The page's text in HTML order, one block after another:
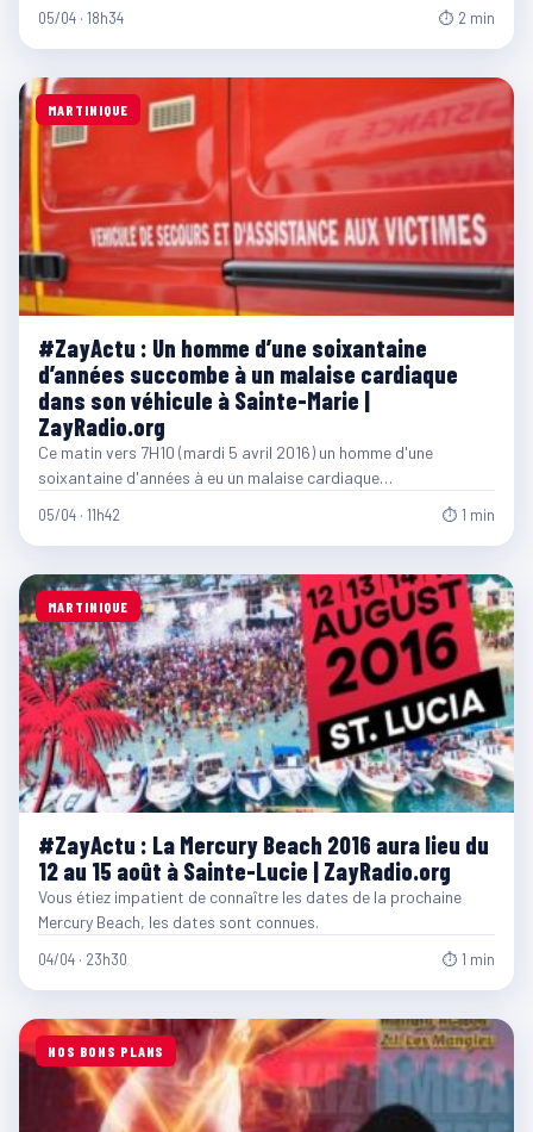
05/04 · 18h34 ⏱ 2 min
MARTINIQUE
#ZayActu : Un homme d’une soixantaine
d’années succombe à un malaise cardiaque
dans son véhicule à Sainte-Marie |
ZayRadio.org
Ce matin vers 7H10 (mardi 5 avril 2016) un homme d'une
soixantaine d'années à eu un malaise cardiaque…
05/04 · 11h42 ⏱ 1 min
MARTINIQUE
#ZayActu : La Mercury Beach 2016 aura lieu du
12 au 15 août à Sainte-Lucie | ZayRadio.org
Vous étiez impatient de connaître les dates de la prochaine
Mercury Beach, les dates sont connues.
04/04 · 23h30 ⏱ 1 min
NOS BONS PLANS